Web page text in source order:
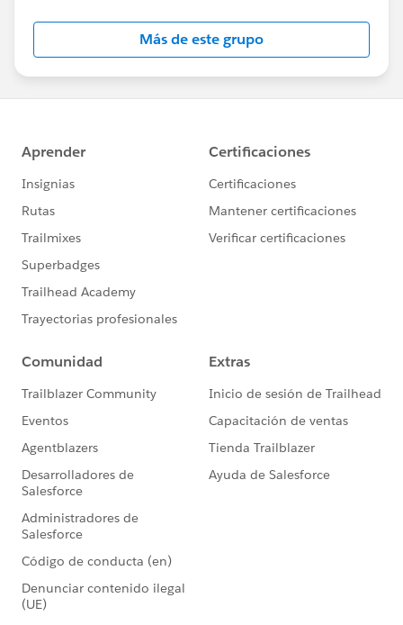
Account Engagement(旧Pardot)に関する総合コミ
ュニティとしてお役立てください！
https://www.salesforce.com/jp/products/pardot
/overview
このグループは株式会社セールスフォース・ジャパ
ンの社員によって管理、運営されています。
「Trailblazer Community オンライン行動規範」に
https://trailhead.salesforce.com/ja/trailblazerco
このグループ内での発言はForward Looking
http://investor.salesforce.com/about-
statements/default.aspx
https://www.salesforce.com/jp/company/progra
m-agreement
※こちらでの回答はあくまで社員もしくは有識者の
「アドバイス」となります。正式な回答が必要な場
合はケース起票をお願いします。
Más de este grupo